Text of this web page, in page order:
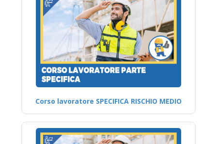
Corso lavoratore SPECIFICA RISCHIO MEDIO